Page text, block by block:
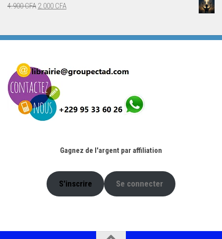
4.000 CFA.3.000 CFA.
4.900CFA Le
était :
2.000 CFALe
est :
Gagnez de l'argent par affiliation
S'inscrire Se connecter